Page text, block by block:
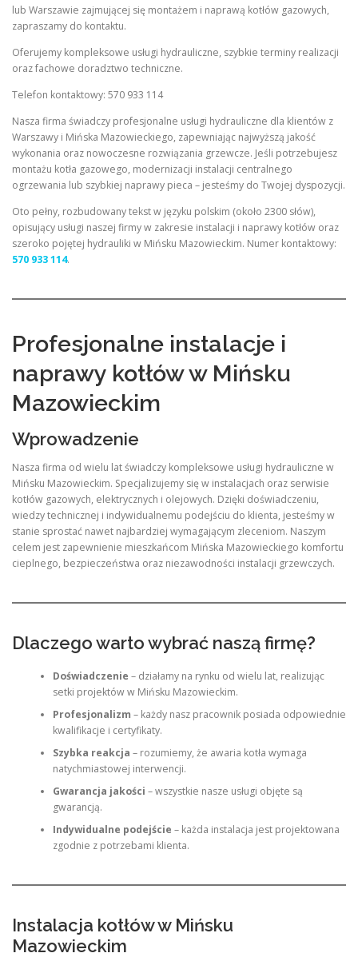
lub Warszawie zajmującej się montażem i naprawą kotłów gazowych,
zapraszamy do kontaktu.
Oferujemy kompleksowe usługi hydrauliczne, szybkie terminy realizacji
oraz fachowe doradztwo techniczne.
Telefon kontaktowy: 570 933 114
Nasza firma świadczy profesjonalne usługi hydrauliczne dla klientów z
Warszawy i Mińska Mazowieckiego, zapewniając najwyższą jakość
wykonania oraz nowoczesne rozwiązania grzewcze. Jeśli potrzebujesz
montażu kotła gazowego, modernizacji instalacji centralnego
ogrzewania lub szybkiej naprawy pieca – jesteśmy do Twojej dyspozycji.
Oto pełny, rozbudowany tekst w języku polskim (około 2300 słów),
opisujący usługi naszej firmy w zakresie instalacji i naprawy kotłów oraz
szeroko pojętej hydrauliki w Mińsku Mazowieckim. Numer kontaktowy:
570 933 114.
Profesjonalne instalacje i
naprawy kotłów w Mińsku
Mazowieckim
Wprowadzenie
Nasza firma od wielu lat świadczy kompleksowe usługi hydrauliczne w
Mińsku Mazowieckim. Specjalizujemy się w instalacjach oraz serwisie
kotłów gazowych, elektrycznych i olejowych. Dzięki doświadczeniu,
wiedzy technicznej i indywidualnemu podejściu do klienta, jesteśmy w
stanie sprostać nawet najbardziej wymagającym zleceniom. Naszym
celem jest zapewnienie mieszkańcom Mińska Mazowieckiego komfortu
cieplnego, bezpieczeństwa oraz niezawodności instalacji grzewczych.
Dlaczego warto wybrać naszą firmę?
Doświadczenie – działamy na rynku od wielu lat, realizując
setki projektów w Mińsku Mazowieckim.
Profesjonalizm – każdy nasz pracownik posiada odpowiednie
kwalifikacje i certyfikaty.
Szybka reakcja – rozumiemy, że awaria kotła wymaga
natychmiastowej interwencji.
Gwarancja jakości – wszystkie nasze usługi objęte są
gwarancją.
Indywidualne podejście – każda instalacja jest projektowana
zgodnie z potrzebami klienta.
Instalacja kotłów w Mińsku
Mazowieckim